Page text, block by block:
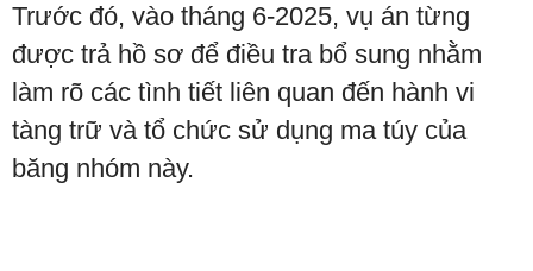
Trước đó, vào tháng 6-2025, vụ án từng
được trả hồ sơ để điều tra bổ sung nhằm
làm rõ các tình tiết liên quan đến hành vi
tàng trữ và tổ chức sử dụng ma túy của
băng nhóm này.